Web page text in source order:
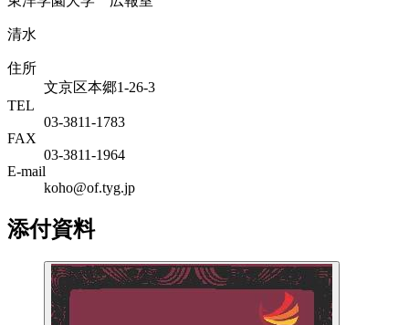
清水
住所
文京区本郷1-26-3
TEL
03-3811-1783
FAX
03-3811-1964
E-mail
koho@of.tyg.jp
添付資料